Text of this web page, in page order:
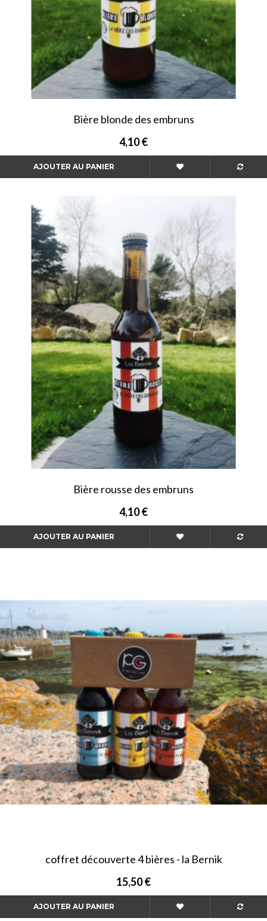
Bière blonde des embruns
4,10 €
AJOUTER AU PANIER
Bière rousse des embruns
4,10 €
AJOUTER AU PANIER
coffret découverte 4 bières - la Bernik
15,50 €
AJOUTER AU PANIER